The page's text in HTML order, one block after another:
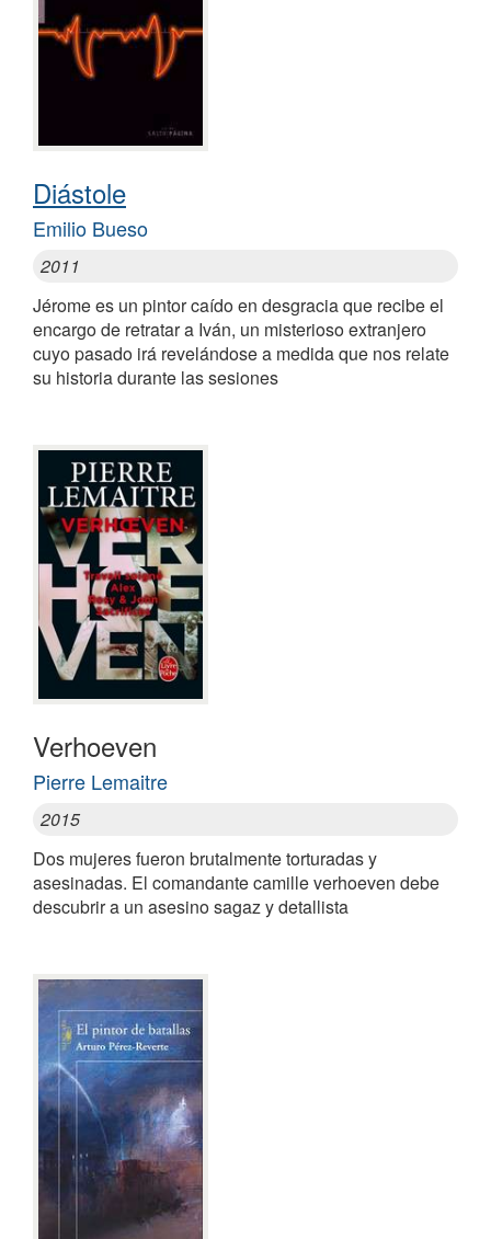
Diástole
Emilio Bueso
2011
Jérome es un pintor caído en desgracia que recibe el
encargo de retratar a Iván, un misterioso extranjero
cuyo pasado irá revelándose a medida que nos relate
su historia durante las sesiones
Verhoeven
Pierre Lemaitre
2015
Dos mujeres fueron brutalmente torturadas y
asesinadas. El comandante camille verhoeven debe
descubrir a un asesino sagaz y detallista